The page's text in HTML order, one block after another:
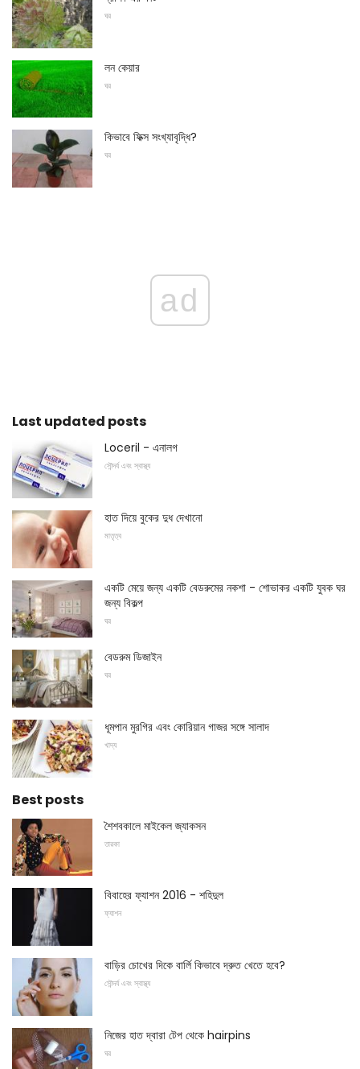
ঘর
লন কেয়ার
ঘর
কিভাবে ফিক্স সংখ্যাবৃদ্ধি?
ঘর
ad
Last updated posts
Loceril - এনালগ
সৌন্দর্য এবং স্বাস্থ্য
হাত দিয়ে বুকের দুধ দেখানো
মাতৃত্ব
একটি মেয়ে জন্য একটি বেডরুমের নকশা - শোভাকর একটি যুবক ঘর
জন্য বিকল্প
ঘর
বেডরুম ডিজাইন
ঘর
ধূমপান মুরগির এবং কোরিয়ান গাজর সঙ্গে সালাদ
খাদ্য
Best posts
শৈশবকালে মাইকেল জ্যাকসন
তারকা
বিবাহের ফ্যাশন 2016 - শহিদুল
ফ্যাশন
বাড়ির চোখের দিকে বার্লি কিভাবে দ্রুত খেতে হবে?
সৌন্দর্য এবং স্বাস্থ্য
নিজের হাত দ্বারা টেপ থেকে hairpins
ঘর